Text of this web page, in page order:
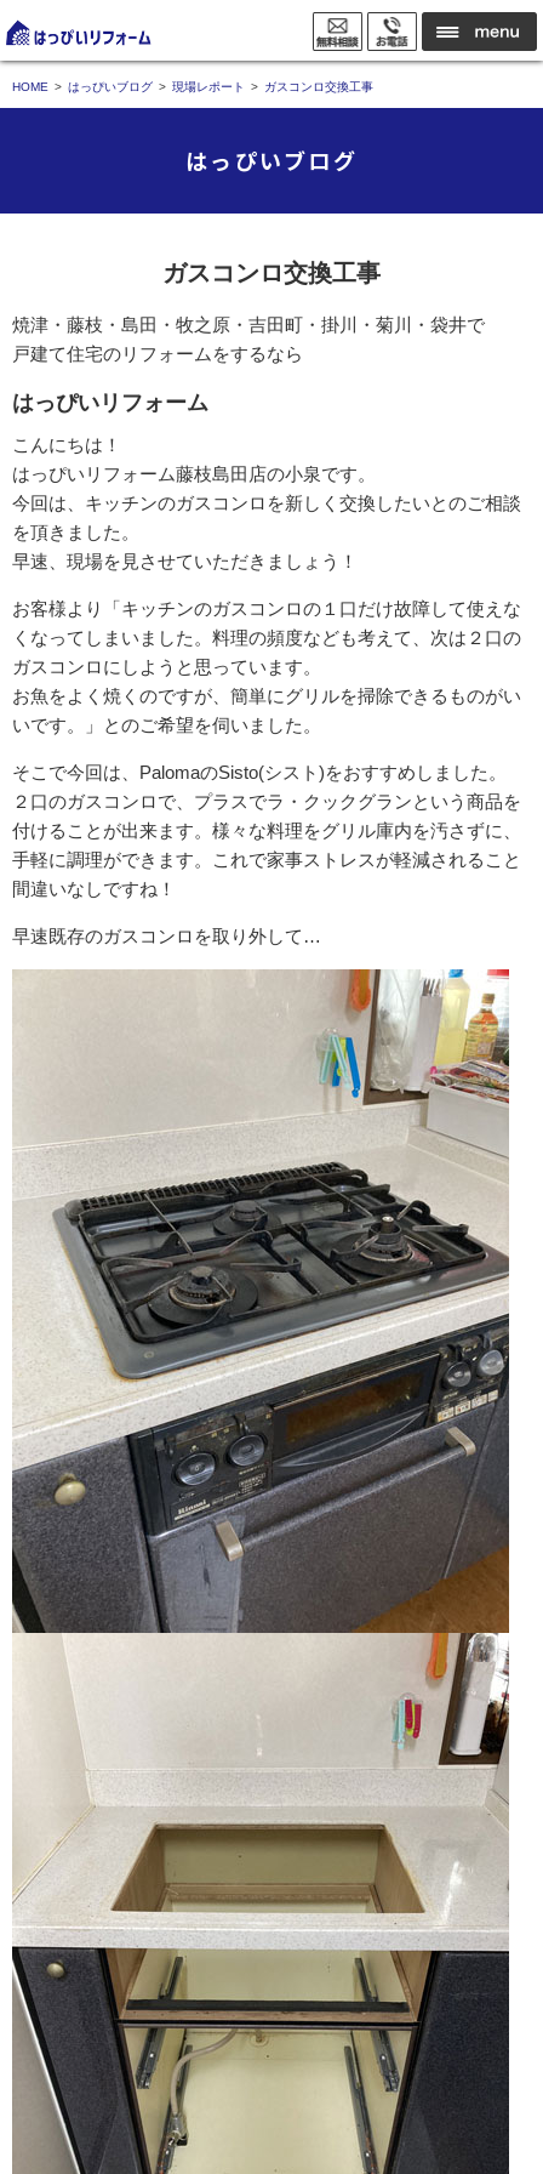
HOME はっぴいブログ 現場レポート ガスコンロ交換工事
はっぴいブログ
ガスコンロ交換工事
焼津・藤枝・島田・牧之原・吉田町・掛川・菊川・袋井で
戸建て住宅のリフォームをするなら
はっぴいリフォーム
こんにちは！
はっぴいリフォーム藤枝島田店の小泉です。
今回は、キッチンのガスコンロを新しく交換したいとのご相談
を頂きました。
早速、現場を見させていただきましょう！
お客様より「キッチンのガスコンロの１口だけ故障して使えな
くなってしまいました。料理の頻度なども考えて、次は２口の
ガスコンロにしようと思っています。
お魚をよく焼くのですが、簡単にグリルを掃除できるものがい
いです。」とのご希望を伺いました。
そこで今回は、PalomaのSisto(シスト)をおすすめしました。
２口のガスコンロで、プラスでラ・クックグランという商品を
付けることが出来ます。様々な料理をグリル庫内を汚さずに、
手軽に調理ができます。これで家事ストレスが軽減されること
間違いなしですね！
早速既存のガスコンロを取り外して…